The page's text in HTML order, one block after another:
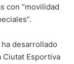
con “movilidad
desarrollado
Ciutat Esportiva